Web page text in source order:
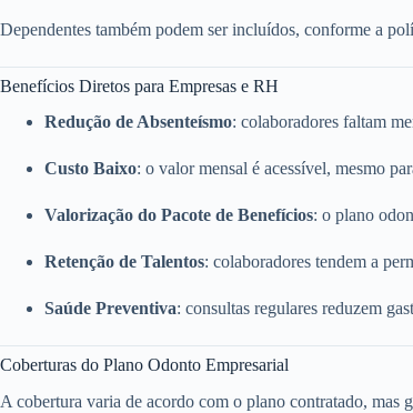
Dependentes também podem ser incluídos, conforme a
Benefícios Diretos para Empresas e RH
Redução de Absenteísmo: colaboradores faltam
Custo Baixo: o valor mensal é acessível, mesmo
Valorização do Pacote de Benefícios: o plano
Retenção de Talentos: colaboradores tendem a
Saúde Preventiva: consultas regulares reduzem
Coberturas do Plano Odonto Empresarial
A cobertura varia de acordo com o plano contratado, mas